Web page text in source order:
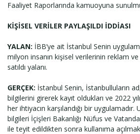
Faaliyet Raporlarında kamuoyuna
KİŞİSEL VERİLER PAYLAŞILDI İDDİASI
YALAN: İBB’ye ait İstanbul Senin
milyon insanın kişisel verilerinin reklam
satıldı yalanı.
GERÇEK: İstanbul Senin, İstanbulluların
bilgilerini girerek kayıt oldukları ve 2022
her ihtiyacın karşılandığı bir uygulamadır.
bilgileri İçişleri Bakanlığı Nüfus ve
ile teyit edildikten sonra kullanıma